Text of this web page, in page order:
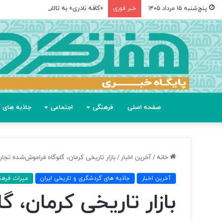
پنج‌شنبه ۱۵ مرداد ۱۴۰۵ خبر فوری «کافه نادری» به تالار حافظ می‌آید
صفحه اصلی فرهنگی اجتماعی جاذبه های
خانه /آخرین اخبار /بازار تاریخی کرمان، گلوگاه فراموش‌شده
آخرین اخبار جاذبه های گردشگری و تاریخی ایران میراث
بازار تاریخی